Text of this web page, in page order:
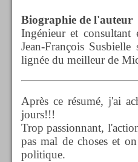
Biographie de l'auteur
Ingénieur et consultant
Jean-François
lignée du meilleur de
Après ce résumé, j'ai
jours!!!
Trop passionnant,
pas mal de choses et
politique.